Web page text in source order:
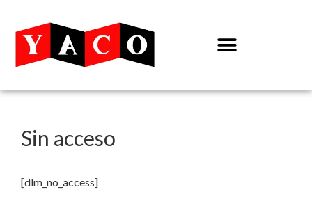
Sin acceso
[dlm_no_access]